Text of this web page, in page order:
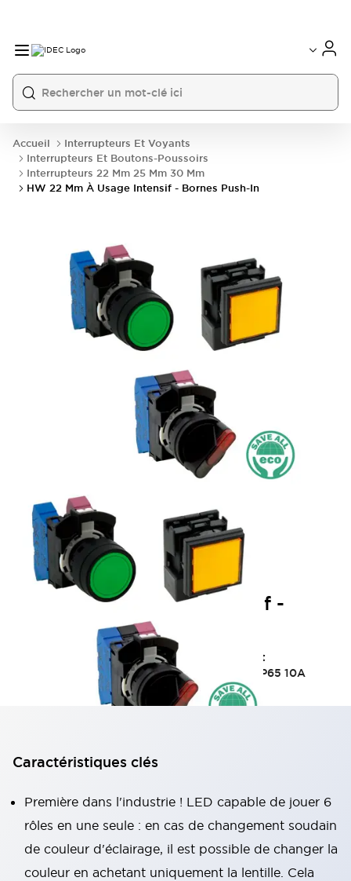
Accueil
Interrupteurs Et Voyants
Interrupteurs Et Boutons-Poussoirs
Interrupteurs 22 Mm 25 Mm 30 Mm
HW 22 Mm À Usage Intensif - Bornes Push-In
HW 22 mm à usage intensif -
bornes push-in
Nouvelle arrivée du système Push-in réduisant
considérablement le temps de câblage ! Φ22 IP65 10A
Caractéristiques clés
Première dans l'industrie ! LED capable de jouer 6
rôles en une seule : en cas de changement soudain
de couleur d'éclairage, il est possible de changer la
couleur en achetant uniquement la lentille. Cela